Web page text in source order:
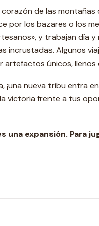
de las
por los bazares o los
y trabajan día
incrustadas. Algunos
únicos, llenos
¡una nueva tribu entra
victoria frente a tus
una expansión. Para